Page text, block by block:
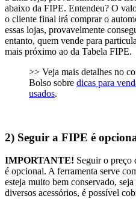
abaixo da FIPE. Entendeu? O
o cliente final irá comprar o
essas lojas, provavelmente
entanto, quem vende para
mais próximo ao da Tabela FIPE.
>> Veja mais detalhes no
Bolso sobre dicas para
usados.
2) Seguir a FIPE é
IMPORTANTE! Seguir o preço
é opcional. A ferramenta serve
esteja muito bem conservado,
diversos acessórios, é possível